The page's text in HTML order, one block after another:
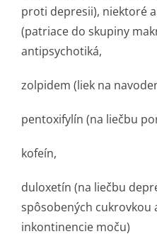
proti depresii), niektoré
(patriace do skupiny
antipsychotiká,
zolpidem (liek na
pentoxifylín (na liečbu
kofeín,
duloxetín (na liečbu
spôsobených cukrovkou
inkontinencie moču)